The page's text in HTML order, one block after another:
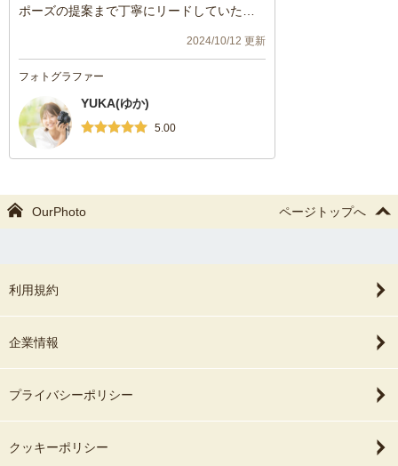
ポーズの提案まで丁寧にリードしていただ
たします！
2024/10/12 更新
フォトグラファー
YUKA(ゆか)
5.00
OurPhoto ページトップへ
利用規約
企業情報
プライバシーポリシー
クッキーポリシー